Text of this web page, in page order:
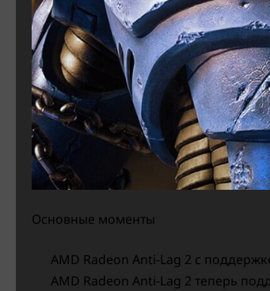
Основные моменты
AMD Radeon Anti-Lag 2 с
AMD Radeon Anti-Lag 2 теперь